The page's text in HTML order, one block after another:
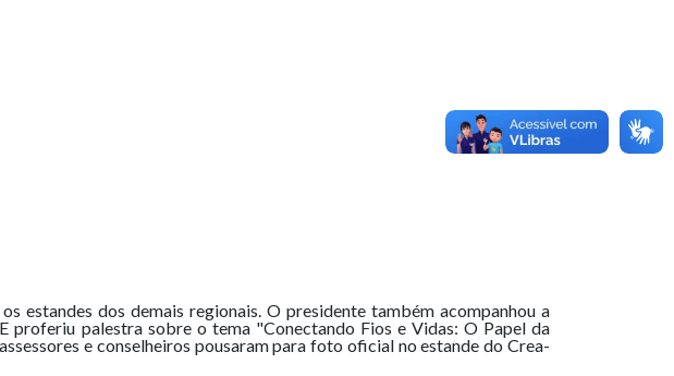
estandes dos demais regionais. O presidente também acompanhou a
proferiu palestra sobre o tema "Conectando Fios e Vidas: O Papel da
e conselheiros pousaram para foto oficial no estande do Crea-